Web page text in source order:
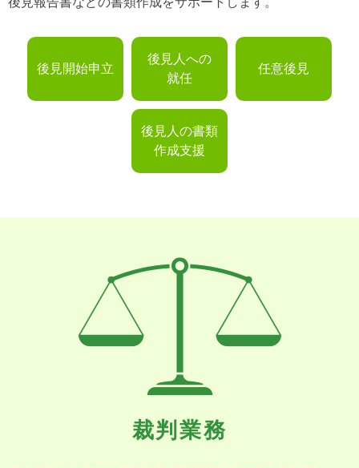
後見開始申立
後見人への
就任
任意後見
後見人の書類
作成支援
裁判業務